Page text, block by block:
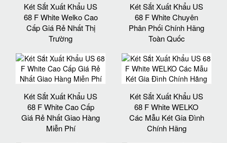
Két Sắt Xuất Khẩu US
68 F White Welko Cao
Cấp Giá Rẻ Nhất Thị
Trường
Két Sắt Xuất Khẩu US
68 F White Chuyên
Phân Phối Chính Hãng
Toàn Quốc
Két Sắt Xuất Khẩu US
68 F White Cao Cấp
Giá Rẻ Nhất Giao Hàng
Miễn Phí
Két Sắt Xuất Khẩu US
68 F White WELKO
Các Mẫu Két Gia Đình
Chính Hãng